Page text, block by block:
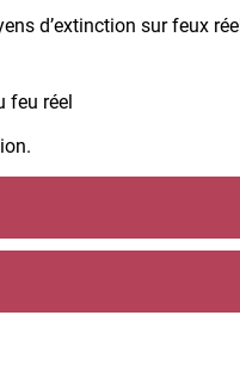
d’extinction sur feux
feu réel